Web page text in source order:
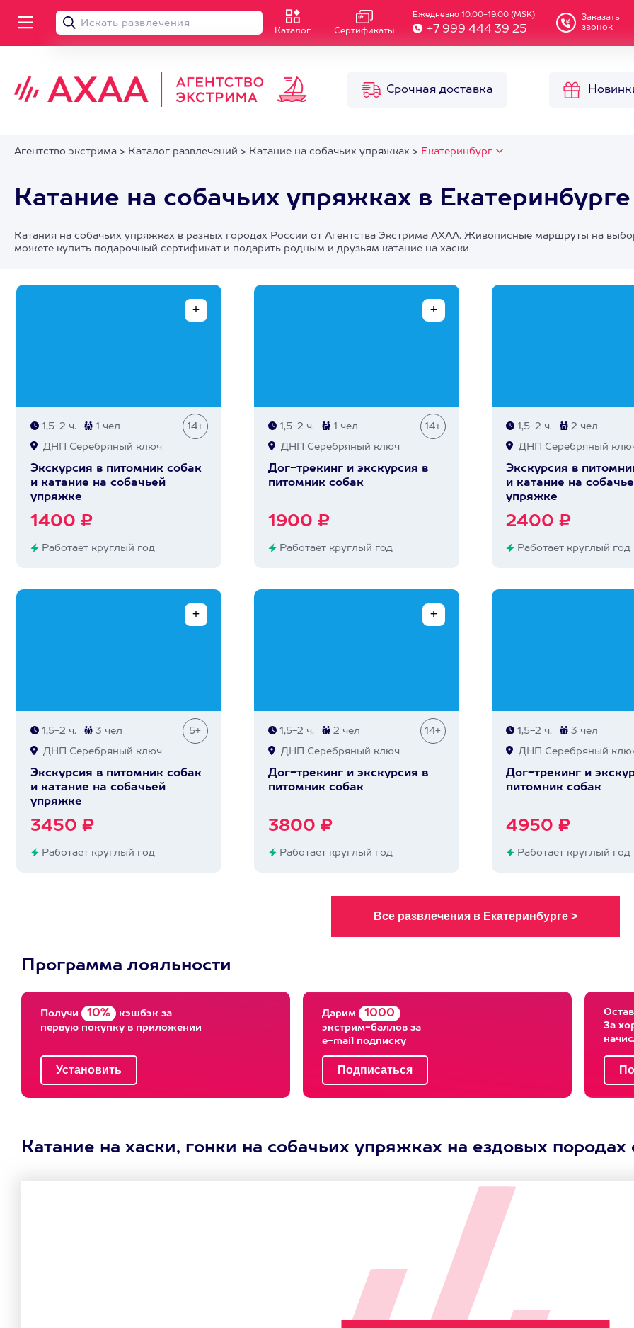
Каталог Сертификаты
Ежедневно 10.00-19.00 (MSK)
+7 999 444 39 25
Заказать
звонок
Срочная доставка
Агентство экстрима > Каталог развлечений > Катание на собачьих упряжках > Екатеринбург
Катание на собачьих упряжках в Екатеринбурге
Катания на собачьих упряжках в разных городах России от Агентства Экстрима АХАА. Живописные маршруты на
можете купить подарочный сертификат и подарить родным и друзьям катание на хаски
1,5-2 ч. 1 чел 14+
ДНП Серебряный ключ
Экскурсия в питомник собак
и катание на собачьей
упряжке
1400 ₽
Работает круглый год
1,5-2 ч. 1 чел 14+
ДНП Серебряный ключ
Дог-трекинг и экскурсия в
питомник собак
1900 ₽
Работает круглый год
1,5-2 ч. 2 чел
ДНП Серебряный
Экскурсия в
и катание на
упряжке
2400 ₽
Работает круглый год
1,5-2 ч. 3 чел 5+
ДНП Серебряный ключ
Экскурсия в питомник собак
и катание на собачьей
упряжке
3450 ₽
Работает круглый год
1,5-2 ч. 2 чел 14+
ДНП Серебряный ключ
Дог-трекинг и экскурсия в
питомник собак
3800 ₽
Работает круглый год
1,5-2 ч. 3 чел
ДНП Серебряный
Дог-трекинг и
питомник собак
4950 ₽
Работает круглый год
Программа лояльности
Получи 10% кэшбэк за
первую покупку в приложении
Дарим 1000
экстрим-баллов за
e-mail подписку
За
Катание на хаски, гонки на собачьих упряжках на ездовых породах